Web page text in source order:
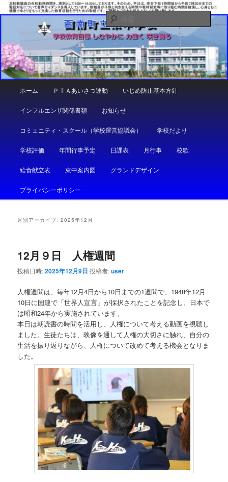
イ
ン
テ
ン
ツ
ブ
テ
ン
ツ
へ
函南町立東中学校
しなやかに 力強く 咲き誇る
検
索
ホーム ＰＴＡあいさつ運動 いじめ防止基本方針
インフルエンザ関係書類 お知らせ
コミュニティ・スクール（学校運営協議会） 学校だより
学校評価 年間行事予定 日課表 月行事 校歌
給食献立表 東中案内図 グランドデザイン
プライバシーポリシー
月別アーカイブ:2025年12月
12月９日 人権週間
投稿日時:2025年12月9日 投稿者:user
人権週間は、毎年12月4日から10日までの1週間で、1948年12月
10日に国連で「世界人宣言」が採択されたことを記念し、日本で
は昭和24年から実施されています。
本日は朝読書の時間を活用し、人権について考える動画を視聴し
ました。生徒たちは、映像を通して人権の大切さに触れ、自分の
生活を振り返りながら、人権について改めて考える機会となりま
した。